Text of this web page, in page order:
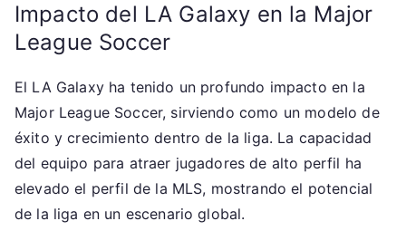
Impacto del LA Galaxy en la Major
League Soccer
El LA Galaxy ha tenido un profundo impacto en la
Major League Soccer, sirviendo como un modelo de
éxito y crecimiento dentro de la liga. La capacidad
del equipo para atraer jugadores de alto perfil ha
elevado el perfil de la MLS, mostrando el potencial
de la liga en un escenario global.